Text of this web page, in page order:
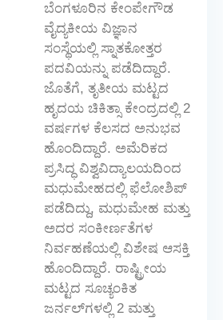
ಬೆಂಗಳೂರಿನ ಕೇಂಪೇಗೌಡ
ವೈದ್ಯಕೀಯ ವಿಜ್ಞಾನ
ಸಂಸ್ಥೆಯಲ್ಲಿ ಸ್ನಾತಕೋತ್ತರ
ಪದವಿಯನ್ನು ಪಡೆದಿದ್ದಾರೆ.
ಜೊತೆಗೆ, ತೃತೀಯ ಮಟ್ಟದ
ಹೃದಯ ಚಿಕಿತ್ಸಾ ಕೇಂದ್ರದಲ್ಲಿ 2
ವರ್ಷಗಳ ಕೆಲಸದ ಅನುಭವ
ಹೊಂದಿದ್ದಾರೆ. ಅಮೆರಿಕದ
ಪ್ರಸಿದ್ಧ ವಿಶ್ವವಿದ್ಯಾಲಯದಿಂದ
ಮಧುಮೇಹದಲ್ಲಿ ಫೆಲೋಶಿಪ್
ಪಡೆದಿದ್ದು, ಮಧುಮೇಹ ಮತ್ತು
ಅದರ ಸಂಕೀರ್ಣತೆಗಳ
ನಿರ್ವಹಣೆಯಲ್ಲಿ ವಿಶೇಷ ಆಸಕ್ತಿ
ಹೊಂದಿದ್ದಾರೆ. ರಾಷ್ಟ್ರೀಯ
ಮಟ್ಟದ ಸೂಚ್ಯಂಕಿತ
ಜರ್ನಲ್‌ಗಳಲ್ಲಿ 2 ಮತ್ತು